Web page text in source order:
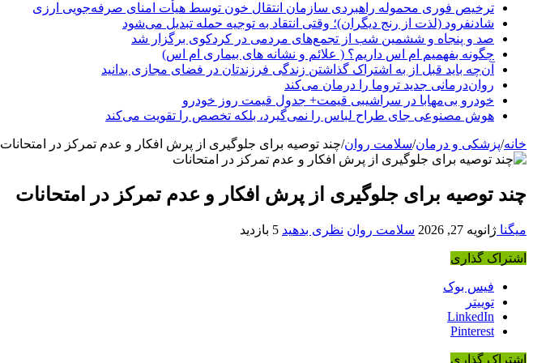
ترخیص فوری محموله راهبردی سازمان انتقال خون توسط هیأت امنای صرفه‌جویی ارزی
شادنفرود (لذت از رنج دیگران)؛ وقتی انتقاد به توجیه حمله تبدیل می‌شود
صد و پنجاه‌ و ششمین شب از تجمع‌های مردمی در کردکوی برگزار شد
چگونه بفهمیم ام اس داریم؟ ( علائم و نشانه های بیماری ام اس)
آن‌چه باید قبل از به اشتراک گذاشتن زندگی فرزندتان در فضای مجازی بدانید
روان‌درمانی جدید تروما را درمان می‌کند
خودرو بی‌مهابا در سراشیبی قیمت+ جدول قیمت روز خودرو
هوش مصنوعی جای طراح لباس را نمی‌گیرد، بلکه تخصص را تقویت می‌کند
خانه/پزشکی و درمان/سلامت روان/چند توصیه برای جلوگیری از پرش افکار و عدم تمرکز در امتحانات
چند توصیه برای جلوگیری از پرش افکار و عدم تمرکز در امتحانات
میگنا ژانویه 27, 2026 سلامت روان نظری بدهید 5 بازدید
اشتراک گذاری
فیس بوک
توییتر
LinkedIn
Pinterest
اشتراک گذاری